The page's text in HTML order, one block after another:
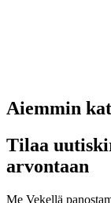
Aiemmin
Tilaa
arvontaan
Me Vekellä